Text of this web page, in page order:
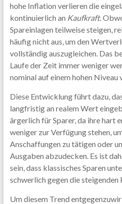
hohe Inflation verlieren die
kontinuierlich an Kaufkraft.
Spareinlagen teilweise steigen,
häufig nicht aus, um den
vollständig auszugleichen. Das
Laufe der Zeit immer weniger
nominal auf einem hohen Niveau
Diese Entwicklung führt dazu,
langfristig an realem Wert
ärgerlich für Sparer, da ihre hart
weniger zur Verfügung stehen,
Anschaffungen zu tätigen oder
Ausgaben abzudecken. Es ist
sein, dass klassisches Sparen
schwerlich gegen die steigenden
Um diesem Trend